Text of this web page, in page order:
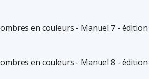
en couleurs - Manuel 7 -
en couleurs - Manuel 8 -